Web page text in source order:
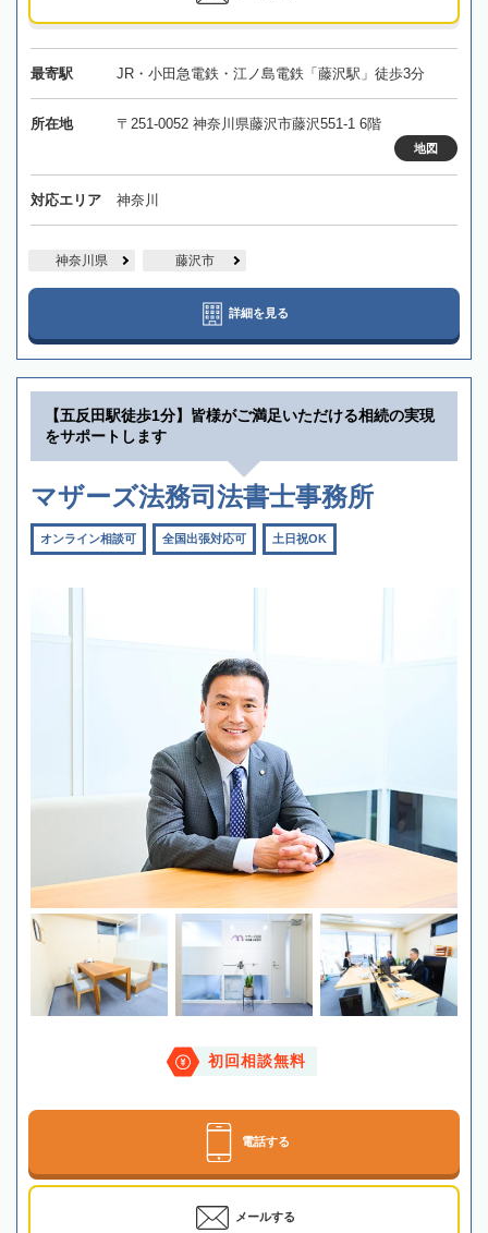
最寄駅 JR・小田急電鉄・江ノ島電鉄「藤沢駅」徒歩3分
所在地 〒251-0052 神奈川県藤沢市藤沢551-1 6階
地図
対応エリア 神奈川
神奈川県 藤沢市
詳細を見る
【五反田駅徒歩1分】皆様がご満足いただける相続の実現
をサポートします
マザーズ法務司法書士事務所
オンライン相談可 全国出張対応可 土日祝OK
初回相談無料
電話する
メールする